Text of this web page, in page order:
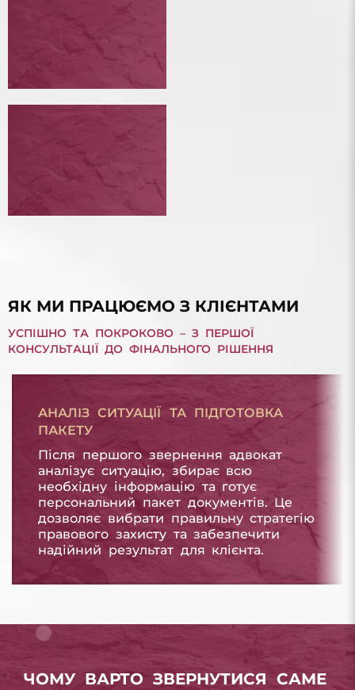
ЯК МИ ПРАЦЮЄМО З КЛІЄНТАМИ
УСПІШНО ТА ПОКРОКОВО – З ПЕРШОЇ
КОНСУЛЬТАЦІЇ ДО ФІНАЛЬНОГО РІШЕННЯ
АНАЛІЗ СИТУАЦІЇ ТА ПІДГОТОВКА
ПАКЕТУ
Після першого звернення адвокат
аналізує ситуацію, збирає всю
необхідну інформацію та готує
персональний пакет документів. Це
дозволяє вибрати правильну стратегію
правового захисту та забезпечити
надійний результат для клієнта.
ЧОМУ ВАРТО ЗВЕРНУТИСЯ САМЕ